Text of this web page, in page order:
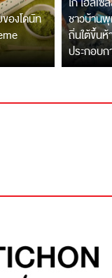
องโดนัท
ชาวบ้าน
ถิ่นใต้ขึ้นห้
ประกอบก